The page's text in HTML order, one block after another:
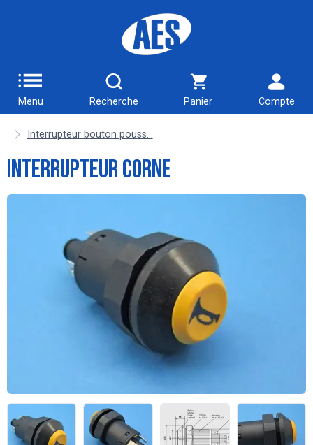
Menu Recherche Panier Compte
Interrupteur bouton pouss...
Interrupteur Corne